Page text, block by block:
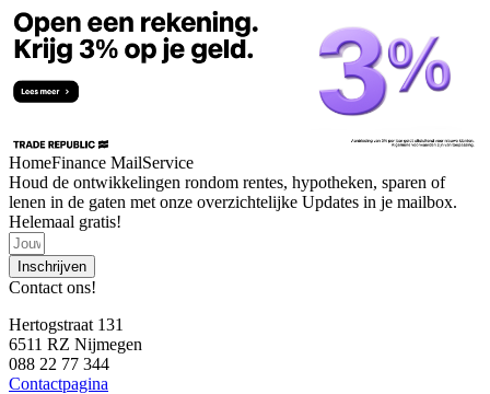
HomeFinance MailService
Houd de ontwikkelingen rondom rentes, hypotheken, sparen of
lenen in de gaten met onze overzichtelijke Updates in je mailbox.
Helemaal gratis!
Inschrijven
Contact ons!
Hertogstraat 131
6511 RZ Nijmegen
088 22 77 344
Contactpagina